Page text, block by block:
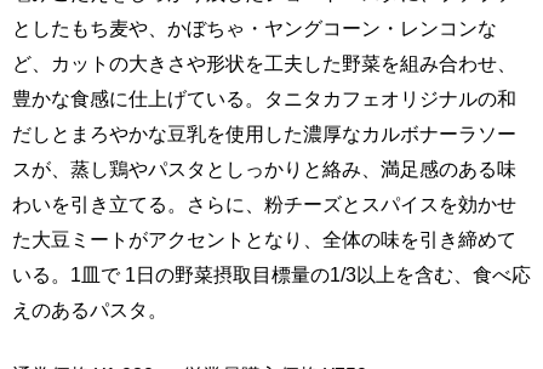
としたもち麦や、かぼちゃ・ヤングコーン・レンコンな
ど、カットの大きさや形状を工夫した野菜を組み合わせ、
豊かな食感に仕上げている。タニタカフェオリジナルの和
だしとまろやかな豆乳を使用した濃厚なカルボナーラソー
スが、蒸し鶏やパスタとしっかりと絡み、満足感のある味
わいを引き立てる。さらに、粉チーズとスパイスを効かせ
た大豆ミートがアクセントとなり、全体の味を引き締めて
いる。1皿で 1日の野菜摂取目標量の1/3以上を含む、食べ応
えのあるパスタ。